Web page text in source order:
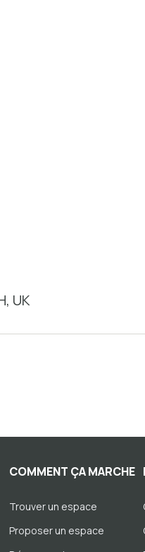
UK
COMMENT ÇA MARCHE
Trouver un espace
Proposer un espace